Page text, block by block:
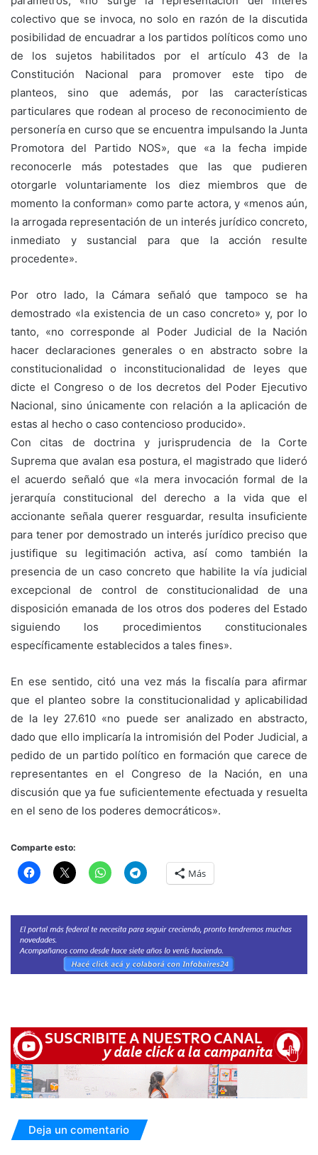
colectivo que se invoca, no solo en razón de la discutida
posibilidad de encuadrar a los partidos políticos como uno
de los sujetos habilitados por el artículo 43 de la
Constitución Nacional para promover este tipo de
planteos, sino que además, por las características
particulares que rodean al proceso de reconocimiento de
personería en curso que se encuentra impulsando la Junta
Promotora del Partido NOS», que «a la fecha impide
reconocerle más potestades que las que pudieren
otorgarle voluntariamente los diez miembros que de
momento la conforman» como parte actora, y «menos aún,
la arrogada representación de un interés jurídico concreto,
inmediato y sustancial para que la acción resulte
procedente».
Por otro lado, la Cámara señaló que tampoco se ha
demostrado «la existencia de un caso concreto» y, por lo
tanto, «no corresponde al Poder Judicial de la Nación
hacer declaraciones generales o en abstracto sobre la
constitucionalidad o inconstitucionalidad de leyes que
dicte el Congreso o de los decretos del Poder Ejecutivo
Nacional, sino únicamente con relación a la aplicación de
estas al hecho o caso contencioso producido».
Con citas de doctrina y jurisprudencia de la Corte
Suprema que avalan esa postura, el magistrado que lideró
el acuerdo señaló que «la mera invocación formal de la
jerarquía constitucional del derecho a la vida que el
accionante señala querer resguardar, resulta insuficiente
para tener por demostrado un interés jurídico preciso que
justifique su legitimación activa, así como también la
presencia de un caso concreto que habilite la vía judicial
excepcional de control de constitucionalidad de una
disposición emanada de los otros dos poderes del Estado
siguiendo los procedimientos constitucionales
específicamente establecidos a tales fines».
En ese sentido, citó una vez más la fiscalía para afirmar
que el planteo sobre la constitucionalidad y aplicabilidad
de la ley 27.610 «no puede ser analizado en abstracto,
dado que ello implicaría la intromisión del Poder Judicial, a
pedido de un partido político en formación que carece de
representantes en el Congreso de la Nación, en una
discusión que ya fue suficientemente efectuada y resuelta
en el seno de los poderes democráticos».
Comparte esto:
Más
Deja un comentario